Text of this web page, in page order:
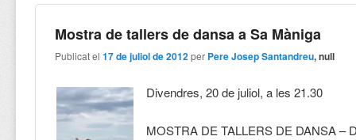
Mostra de tallers de dansa a Sa Màniga
Publicat el17 de juliol de 2012 per Pere Josep Santandreu, null
Divendres, 20 de juliol, a les 21.30
MOSTRA DE TALLERS DE DANSA –